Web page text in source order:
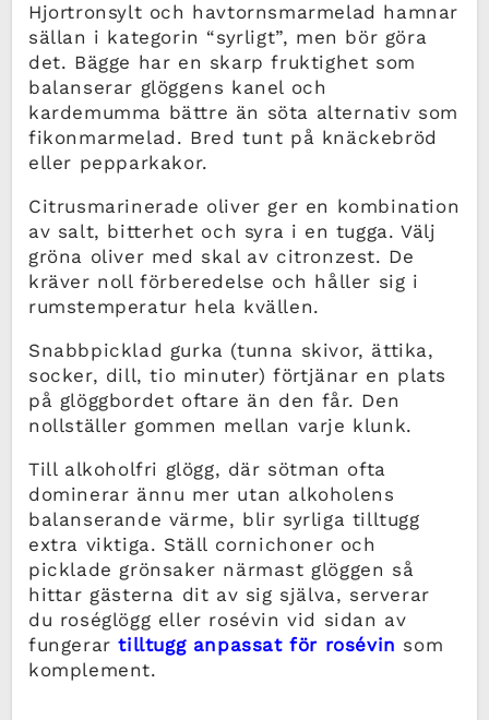
Hjortronsylt och havtornsmarmelad hamnar
sällan i kategorin “syrligt”, men bör göra
det. Bägge har en skarp fruktighet som
balanserar glöggens kanel och
kardemumma bättre än söta alternativ som
fikonmarmelad. Bred tunt på knäckebröd
eller pepparkakor.
Citrusmarinerade oliver ger en kombination
av salt, bitterhet och syra i en tugga. Välj
gröna oliver med skal av citronzest. De
kräver noll förberedelse och håller sig i
rumstemperatur hela kvällen.
Snabbpicklad gurka (tunna skivor, ättika,
socker, dill, tio minuter) förtjänar en plats
på glöggbordet oftare än den får. Den
nollställer gommen mellan varje klunk.
Till alkoholfri glögg, där sötman ofta
dominerar ännu mer utan alkoholens
balanserande värme, blir syrliga tilltugg
extra viktiga. Ställ cornichoner och
picklade grönsaker närmast glöggen så
hittar gästerna dit av sig själva, serverar
du roséglögg eller rosévin vid sidan av
fungerartilltugg anpassat för rosévin som
komplement.